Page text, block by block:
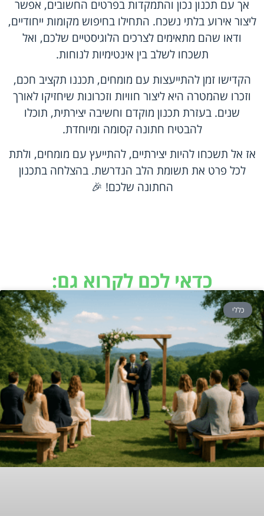
אך עם תכנון נכון והתמקדות בפרטים החשובים, אפשר
ליצור אירוע בלתי נשכח. התחילו בחיפוש מקומות ייחודיים,
ודאו שהם מתאימים לצרכים הלוגיסטיים שלכם, ואל
תשכחו לשלב בין אינטימיות לנוחות.
הקדישו זמן להתייעצות עם מומחים, תכננו תקציב חכם,
וזכרו שהמטרה היא ליצור חוויות וזכרונות שיחזיקו לאורך
שנים. בעזרת תכנון מוקדם וחשיבה יצירתית, תוכלו
להבטיח חתונה קסומה ומיוחדת.
אז אל תשכחו להיות יצירתיים, להתייעץ עם מומחים, ולתת
לכל פרט את תשומת הלב הנדרשת. בהצלחה בתכנון
החתונה שלכם! 🎉
כדאי לכם לקרוא גם:
כללי